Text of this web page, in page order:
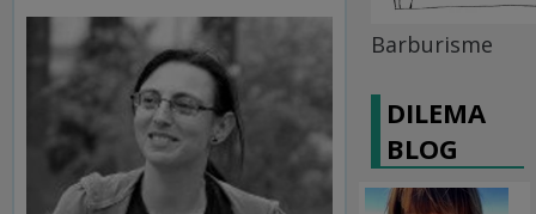
Barburisme
DILEMA
BLOG